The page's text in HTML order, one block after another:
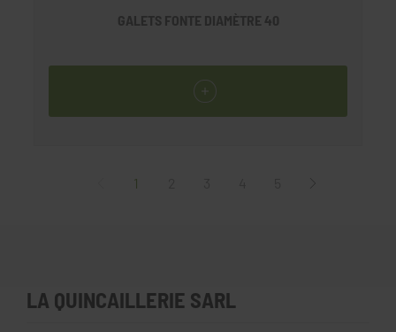
GALETS FONTE DIAMÈTRE 40
1
LA QUINCAILLERIE SARL